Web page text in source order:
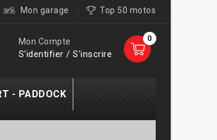
Mon garage Top 50 motos
0
Mon Compte
S'identifier / S'inscrire
- PADDOCK